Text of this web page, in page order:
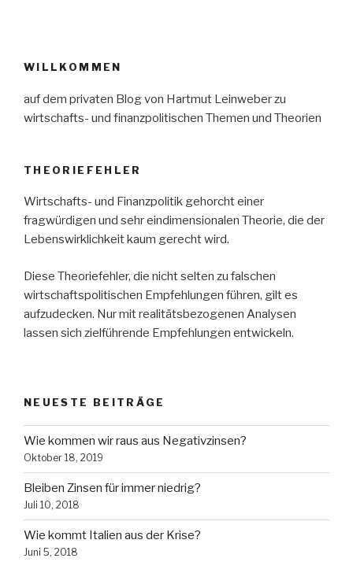
WILLKOMMEN
auf dem privaten Blog von Hartmut Leinweber zu
wirtschafts- und finanzpolitischen Themen und Theorien
THEORIEFEHLER
Wirtschafts- und Finanzpolitik gehorcht einer
fragwürdigen und sehr eindimensionalen Theorie, die der
Lebenswirklichkeit kaum gerecht wird.
Diese Theoriefehler, die nicht selten zu falschen
wirtschaftspolitischen Empfehlungen führen, gilt es
aufzudecken. Nur mit realitätsbezogenen Analysen
lassen sich zielführende Empfehlungen entwickeln.
NEUESTE BEITRÄGE
Wie kommen wir raus aus Negativzinsen?
Oktober 18, 2019
Bleiben Zinsen für immer niedrig?
Juli 10, 2018
Wie kommt Italien aus der Krise?
Juni 5, 2018